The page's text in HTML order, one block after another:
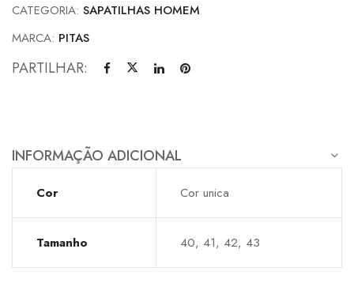
CATEGORIA: SAPATILHAS HOMEM
MARCA: PITAS
PARTILHAR:
INFORMAÇÃO ADICIONAL
Cor Cor unica
Tamanho 40, 41, 42, 43